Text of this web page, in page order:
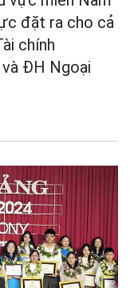
đặt ra cho cả
chính
ĐH Ngoại